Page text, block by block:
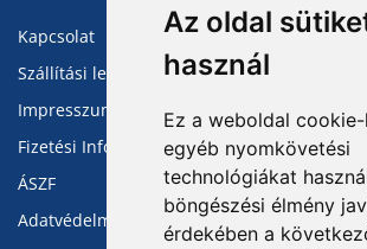
Az oldal
használ
Ez a weboldal
egyéb nyomkövetési
technológiákat
böngészési élmény
érdekében a
Kapcsolat
Szállítási lehetőségek
Impresszum
Fizetési Információk
ÁSZF
Adatvédelmi Tájékoztató